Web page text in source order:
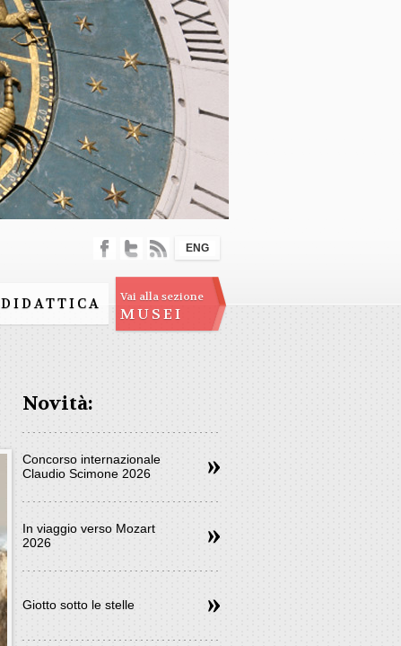
DIDATTICA Vai alla sezione
MUSEI
ENG
Novità:
Concorso internazionale
Claudio Scimone 2026
In viaggio verso Mozart
2026
Giotto sotto le stelle